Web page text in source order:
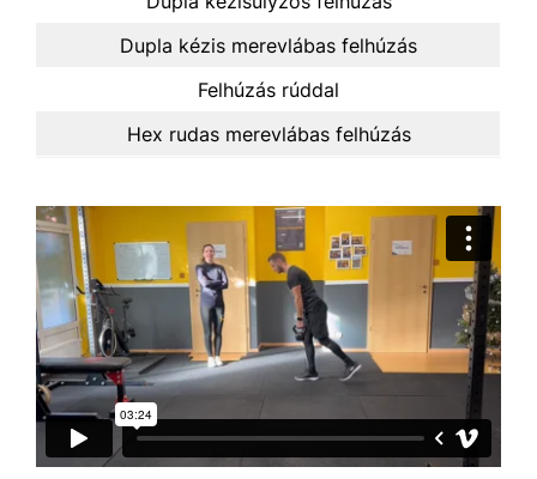
Dupla kézis merevlábas felhúzás
Felhúzás rúddal
Hex rudas merevlábas felhúzás